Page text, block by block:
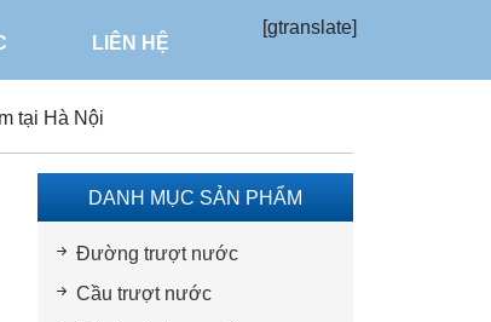
LIÊN HỆ
[gtranslate]
tại Hà Nội
DANH MỤC SẢN PHẨM
Đường trượt nước
Cầu trượt nước